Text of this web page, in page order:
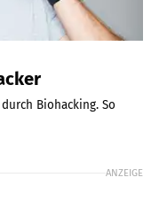
Biohacking. So
ANZEIGE